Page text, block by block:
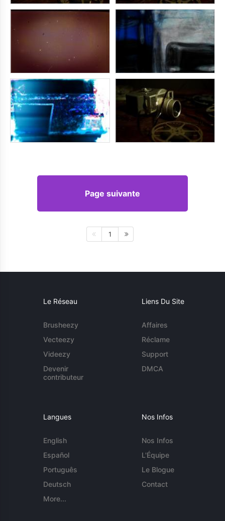
Page suivante
1
Le Réseau
Brusheezy
Vecteezy
Videezy
Devenir
contributeur
Liens Du Site
Affaires
Réclame
Support
DMCA
Langues
English
Español
Português
Deutsch
More...
Nos Infos
Nos Infos
L'Équipe
Le Blogue
Contact